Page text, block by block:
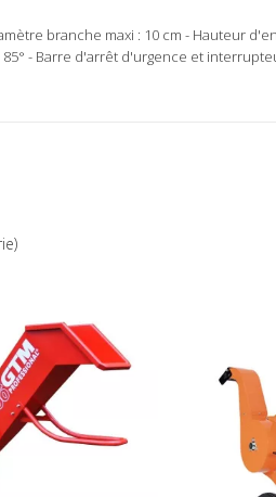
branche maxi : 10 cm - Hauteur
- Barre d'arrêt d'urgence et